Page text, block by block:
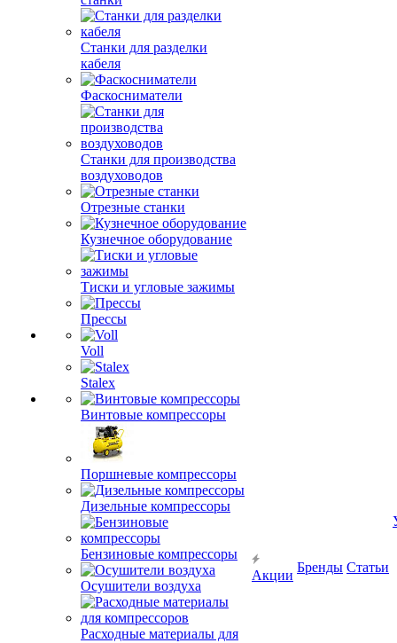
Станки для разделки
кабеля
Фаскосниматели
Станки для производства
воздуховодов
Отрезные станки
Кузнечное оборудование
Тиски и угловые зажимы
Прессы
Voll
Stalex
Винтовые компрессоры
Поршневые компрессоры
Дизельные компрессоры
Бензиновые компрессоры
Осушители воздуха
Расходные материалы для
Акции
Бренды Статьи